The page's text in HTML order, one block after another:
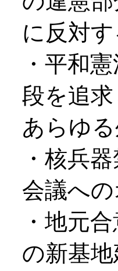
に反対す
・平和
段を追
あらゆ
・核兵
会議へ
・地元
の新基